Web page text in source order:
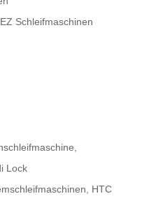
Schleifmaschinen
Lock
HTC